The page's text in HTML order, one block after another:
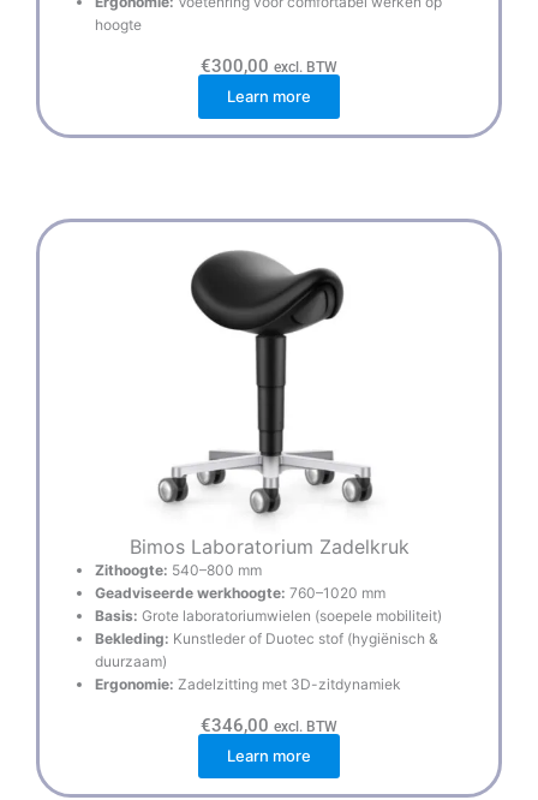
hoogte
€300,00 excl. BTW
Learn more
Bimos Laboratorium Zadelkruk
Zithoogte: 540–800 mm
Geadviseerde werkhoogte: 760–1020 mm
Basis: Grote laboratoriumwielen (soepele mobiliteit)
Bekleding: Kunstleder of Duotec stof (hygiënisch &
duurzaam)
Ergonomie: Zadelzitting met 3D-zitdynamiek
€346,00 excl. BTW
Learn more